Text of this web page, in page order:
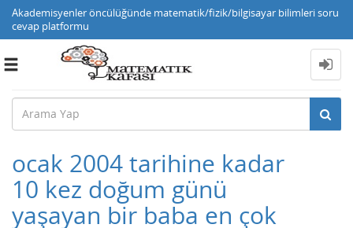
Akademisyenler öncülüğünde matematik/fizik/bilgisayar bilimleri soru
cevap platformu
Toggle
ocak 2004 tarihine kadar
10 kez doğum günü
yaşayan bir baba en çok